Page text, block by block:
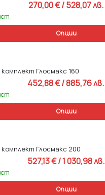
270,00 € / 528,07 лв.
Опции
комплект Глосмакс 160
452,88 € / 885,76 лв.
Опции
комплект Глосмакс 200
527,13 € / 1 030,98 лв.
Опции